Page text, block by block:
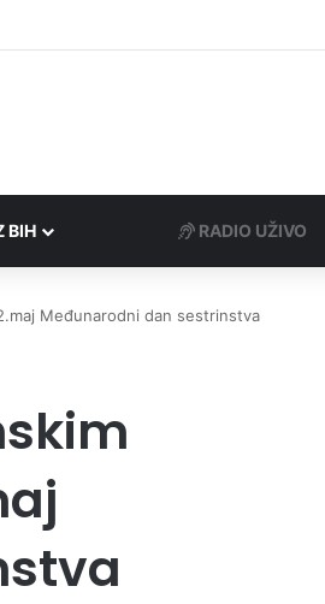
ZDK izvršili 24 inspekcijska nadzora
BIH RADIO UŽIVO
Međunarodni dan sestrinstva